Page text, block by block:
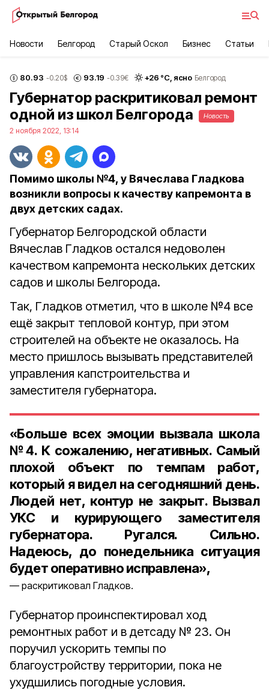
Новости Белгород Старый Оскол Бизнес Статьи
80.93 -0.20$ 93.19 -0.39€ +26 °С, ясно Белгород
Губернатор раскритиковал ремонт
одной из школ Белгорода
Новость
2 ноября 2022, 13:14
Помимо школы №4, у Вячеслава Гладкова
возникли вопросы к качеству капремонта в
двух детских садах.
Губернатор Белгородской области
Вячеслав Гладков остался недоволен
качеством капремонта нескольких детских
садов и школы Белгорода.
Так, Гладков отметил, что в школе №4 все
ещё закрыт тепловой контур, при этом
строителей на объекте не оказалось. На
место пришлось вызывать представителей
управления капстроительства и
заместителя губернатора.
«Больше всех эмоции вызвала школа
№4. К сожалению, негативных. Самый
плохой объект по темпам работ,
который я видел на сегодняшний день.
Людей нет, контур не закрыт. Вызвал
УКС и курирующего заместителя
губернатора. Ругался. Сильно.
Надеюсь, до понедельника ситуация
будет оперативно исправлена»,
раскритиковал Гладков.
Губернатор проинспектировал ход
ремонтных работ и в детсаду № 23. Он
поручил ускорить темпы по
благоустройству территории, пока не
ухудшились погодные условия.